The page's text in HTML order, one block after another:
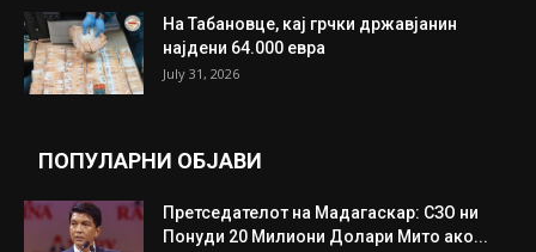
На Табановце, кај грчки државјанин
најдени 64.000 евра
July 31, 2026
ПОПУЛАРНИ ОБЈАВИ
Претседателот на Мадагаскар: СЗО ни
Понуди 20 Милиони Долари Мито ако...